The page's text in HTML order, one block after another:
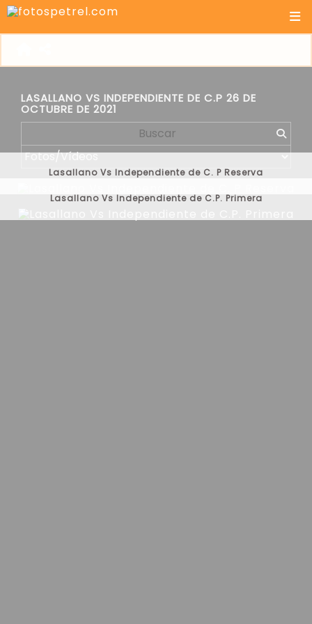
LASALLANO VS INDEPENDIENTE DE C.P 26 DE
OCTUBRE DE 2021
Lasallano Vs Independiente de C. P Reserva
Lasallano Vs Independiente de C.P. Primera